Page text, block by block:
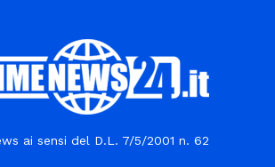
ai sensi del D.L. 7/5/2001 n. 62